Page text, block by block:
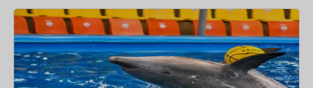
Забронировать сейчас